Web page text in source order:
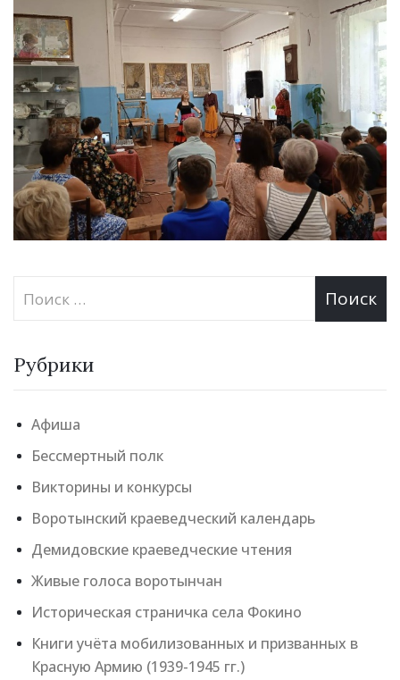
Рубрики
Афиша
Бессмертный полк
Викторины и конкурсы
Воротынский краеведческий календарь
Демидовские краеведческие чтения
Живые голоса воротынчан
Историческая страничка села Фокино
Книги учёта мобилизованных и призванных в
Красную Армию (1939-1945 гг.)